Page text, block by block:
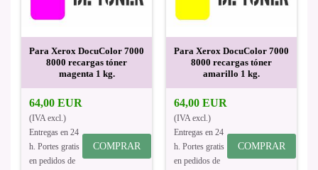
Para Xerox DocuColor 7000
8000 recargas tóner
magenta 1 kg.
64,00 EUR
(IVA excl.)
Entregas en 24
h. Portes gratis
en pedidos de
COMPRAR
Para Xerox DocuColor 7000
8000 recargas tóner
amarillo 1 kg.
64,00 EUR
(IVA excl.)
Entregas en 24
h. Portes gratis
en pedidos de
COMPRAR